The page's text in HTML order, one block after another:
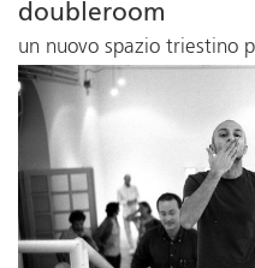
doubleroom
un nuovo spazio triestino